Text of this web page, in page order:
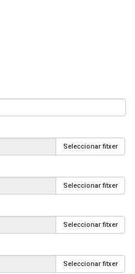
Seleccionar fitxer
Seleccionar fitxer
Seleccionar fitxer
Seleccionar fitxer